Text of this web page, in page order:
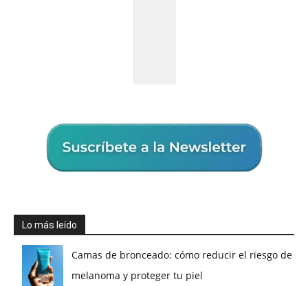
Lo más leído
Camas de bronceado: cómo reducir el riesgo de
melanoma y proteger tu piel